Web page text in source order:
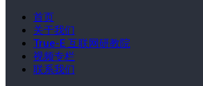
首页
关于我们
True-E 互联网研教院
视频专栏
联系我们